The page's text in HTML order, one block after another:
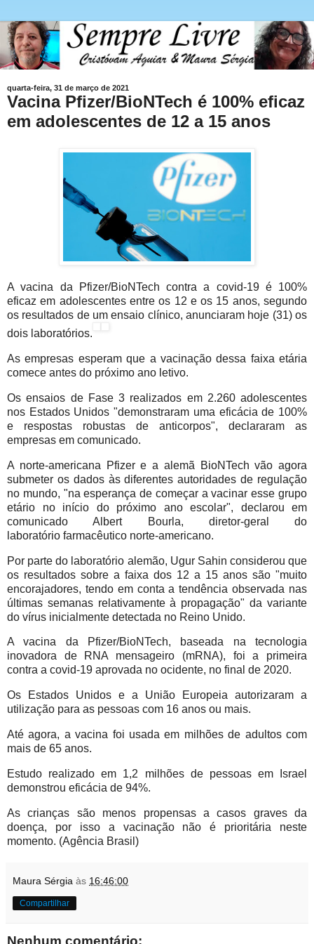
quarta-feira, 31 de março de 2021
Vacina Pfizer/BioNTech é 100% eficaz
em adolescentes de 12 a 15 anos
A vacina da Pfizer/BioNTech contra a covid-19 é 100%
eficaz em adolescentes entre os 12 e os 15 anos, segundo
os resultados de um ensaio clínico, anunciaram hoje (31) os
dois laboratórios.
As empresas esperam que a vacinação dessa faixa etária
comece antes do próximo ano letivo.
Os ensaios de Fase 3 realizados em 2.260 adolescentes
nos Estados Unidos "demonstraram uma eficácia de 100%
e respostas robustas de anticorpos", declararam as
empresas em comunicado.
A norte-americana Pfizer e a alemã BioNTech vão agora
submeter os dados às diferentes autoridades de regulação
no mundo, "na esperança de começar a vacinar esse grupo
etário no início do próximo ano escolar", declarou em
comunicado Albert Bourla, diretor-geral do
laboratório farmacêutico norte-americano.
Por parte do laboratório alemão, Ugur Sahin considerou que
os resultados sobre a faixa dos 12 a 15 anos são "muito
encorajadores, tendo em conta a tendência observada nas
últimas semanas relativamente à propagação" da variante
do vírus inicialmente detectada no Reino Unido.
A vacina da Pfizer/BioNTech, baseada na tecnologia
inovadora de RNA mensageiro (mRNA), foi a primeira
contra a covid-19 aprovada no ocidente, no final de 2020.
Os Estados Unidos e a União Europeia autorizaram a
utilização para as pessoas com 16 anos ou mais.
Até agora, a vacina foi usada em milhões de adultos com
mais de 65 anos.
Estudo realizado em 1,2 milhões de pessoas em Israel
demonstrou eficácia de 94%.
As crianças são menos propensas a casos graves da
doença, por isso a vacinação não é prioritária neste
momento. (Agência Brasil)
Maura Sérgia às 16:46:00
Compartilhar
Nenhum comentário: